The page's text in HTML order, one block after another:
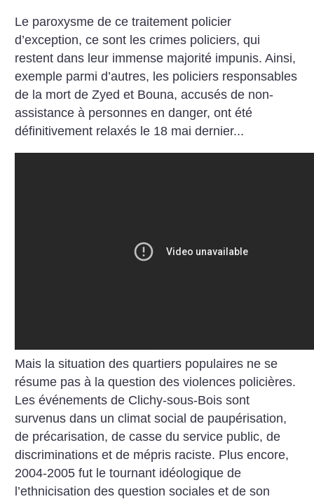
Le paroxysme de ce traitement policier
d’exception, ce sont les crimes policiers, qui
restent dans leur immense majorité impunis. Ainsi,
exemple parmi d’autres, les policiers responsables
de la mort de Zyed et Bouna, accusés de non-
assistance à personnes en danger, ont été
définitivement relaxés le 18 mai dernier...
Mais la situation des quartiers populaires ne se
résume pas à la question des violences policières.
Les événements de Clichy-sous-Bois sont
survenus dans un climat social de paupérisation,
de précarisation, de casse du service public, de
discriminations et de mépris raciste. Plus encore,
2004-2005 fut le tournant idéologique de
l’ethnicisation des question sociales et de son